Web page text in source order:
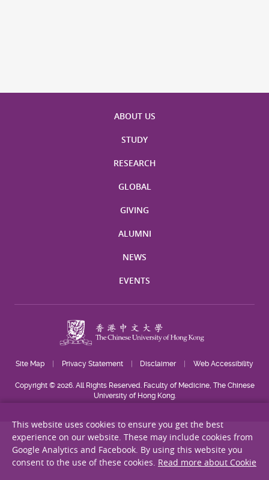
ABOUT US
STUDY
RESEARCH
GLOBAL
GIVING
ALUMNI
NEWS
EVENTS
Site Map Privacy Statement Disclaimer Web Accessibility
Copyright © 2026. All Rights Reserved. Faculty of Medicine, The Chinese
University of Hong Kong.
This website uses cookies to ensure you get the best
experience on our website. These may include cookies from
Google Analytics and Facebook. By using this website you
consent to the use of these cookies. Read more about Cookie